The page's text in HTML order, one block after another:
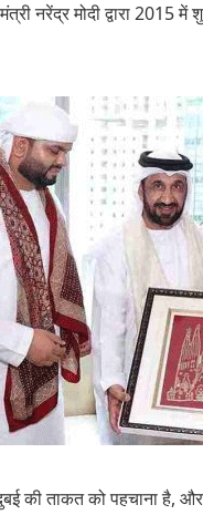
नरेंद्र मोदी द्वारा 2015
की ताकत को पहचाना है,